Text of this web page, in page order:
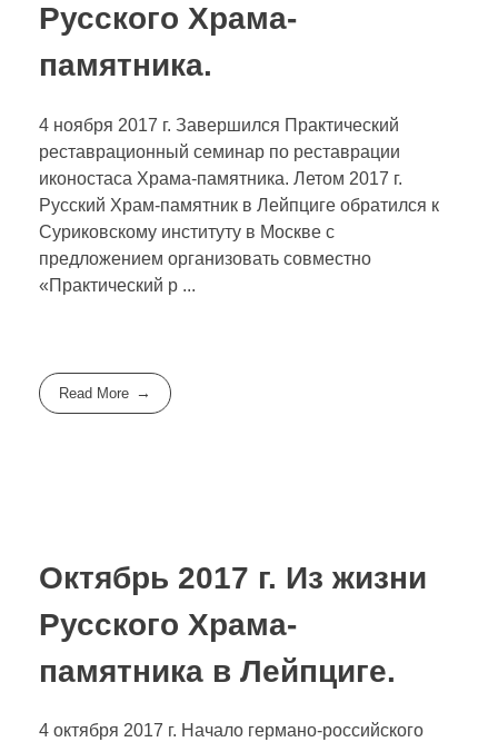
Русского Храма-
памятника.
4 ноября 2017 г. Завершился Практический
реставрационный семинар по реставрации
иконостаса Храма-памятника. Летом 2017 г.
Русский Храм-памятник в Лейпциге обратился к
Суриковскому институту в Москве с
предложением организовать совместно
«Практический р ...
Read More
Октябрь 2017 г. Из жизни
Русского Храма-
памятника в Лейпциге.
4 октября 2017 г. Начало германо-российского